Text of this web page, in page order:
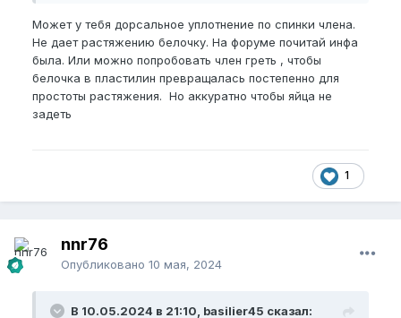
Может у тебя дорсальное уплотнение по спинки члена.
Не дает растяжению белочку. На форуме почитай инфа
была. Или можно попробовать член греть , чтобы
белочка в пластилин превращалась постепенно для
простоты растяжения. Но аккуратно чтобы яйца не
задеть
1
nnr76
Опубликовано 10 мая, 2024
В 10.05.2024 в 21:10, basilier45 сказал: